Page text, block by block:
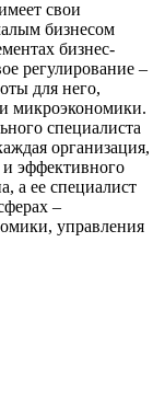
свои
бизнесом
бизнес-
регулирование –
для него,
микроэкономики.
специалиста
организация,
эффективного
а ее специалист
–
управления